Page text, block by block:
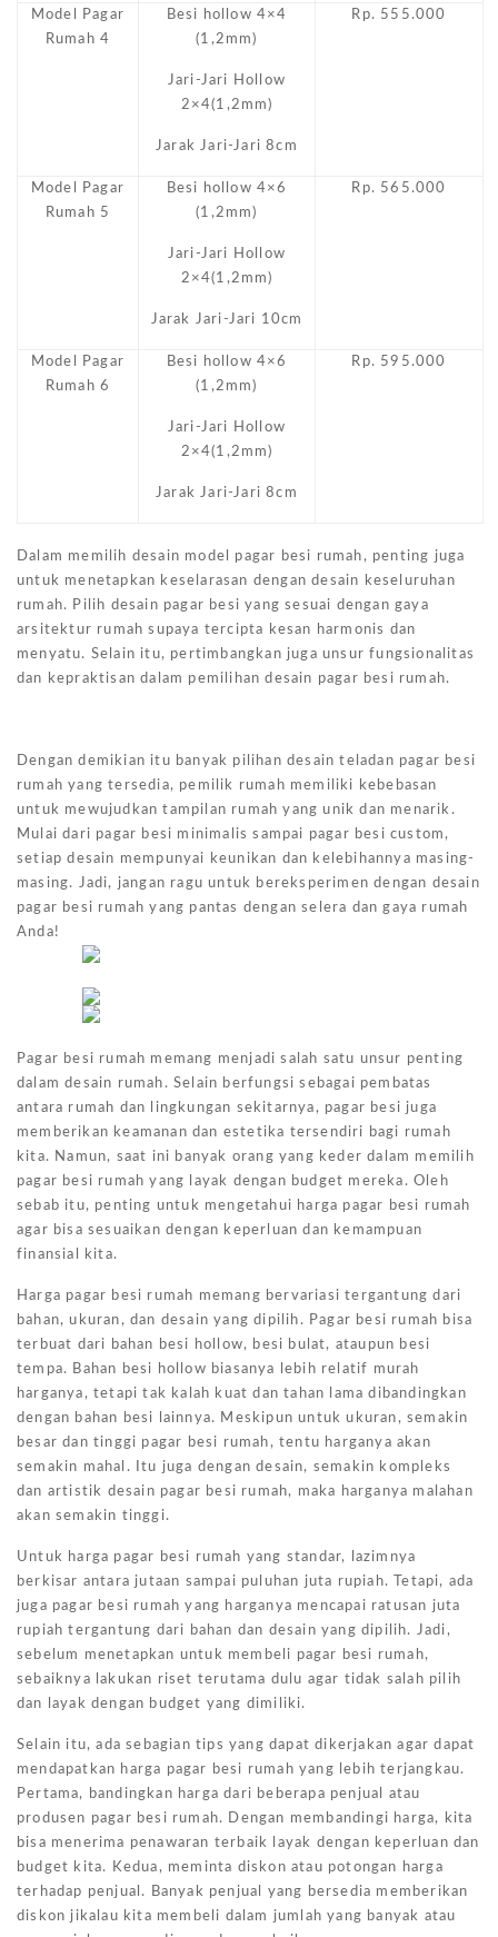
Model Pagar
Rumah 4
Besi hollow 4×4
(1,2mm)
Jari-Jari Hollow
2×4(1,2mm)
Jarak Jari-Jari 8cm
Rp. 555.000
Model Pagar
Rumah 5
Besi hollow 4×6
(1,2mm)
Jari-Jari Hollow
2×4(1,2mm)
Jarak Jari-Jari 10cm
Rp. 565.000
Model Pagar
Rumah 6
Besi hollow 4×6
(1,2mm)
Jari-Jari Hollow
2×4(1,2mm)
Jarak Jari-Jari 8cm
Rp. 595.000
Dalam memilih desain model pagar besi rumah, penting juga
untuk menetapkan keselarasan dengan desain keseluruhan
rumah. Pilih desain pagar besi yang sesuai dengan gaya
arsitektur rumah supaya tercipta kesan harmonis dan
menyatu. Selain itu, pertimbangkan juga unsur fungsionalitas
dan kepraktisan dalam pemilihan desain pagar besi rumah.
Dengan demikian itu banyak pilihan desain teladan pagar besi
rumah yang tersedia, pemilik rumah memiliki kebebasan
untuk mewujudkan tampilan rumah yang unik dan menarik.
Mulai dari pagar besi minimalis sampai pagar besi custom,
setiap desain mempunyai keunikan dan kelebihannya masing-
masing. Jadi, jangan ragu untuk bereksperimen dengan desain
pagar besi rumah yang pantas dengan selera dan gaya rumah
Anda!
Pagar besi rumah memang menjadi salah satu unsur penting
dalam desain rumah. Selain berfungsi sebagai pembatas
antara rumah dan lingkungan sekitarnya, pagar besi juga
memberikan keamanan dan estetika tersendiri bagi rumah
kita. Namun, saat ini banyak orang yang keder dalam memilih
pagar besi rumah yang layak dengan budget mereka. Oleh
sebab itu, penting untuk mengetahui harga pagar besi rumah
agar bisa sesuaikan dengan keperluan dan kemampuan
finansial kita.
Harga pagar besi rumah memang bervariasi tergantung dari
bahan, ukuran, dan desain yang dipilih. Pagar besi rumah bisa
terbuat dari bahan besi hollow, besi bulat, ataupun besi
tempa. Bahan besi hollow biasanya lebih relatif murah
harganya, tetapi tak kalah kuat dan tahan lama dibandingkan
dengan bahan besi lainnya. Meskipun untuk ukuran, semakin
besar dan tinggi pagar besi rumah, tentu harganya akan
semakin mahal. Itu juga dengan desain, semakin kompleks
dan artistik desain pagar besi rumah, maka harganya malahan
akan semakin tinggi.
Untuk harga pagar besi rumah yang standar, lazimnya
berkisar antara jutaan sampai puluhan juta rupiah. Tetapi, ada
juga pagar besi rumah yang harganya mencapai ratusan juta
rupiah tergantung dari bahan dan desain yang dipilih. Jadi,
sebelum menetapkan untuk membeli pagar besi rumah,
sebaiknya lakukan riset terutama dulu agar tidak salah pilih
dan layak dengan budget yang dimiliki.
Selain itu, ada sebagian tips yang dapat dikerjakan agar dapat
mendapatkan harga pagar besi rumah yang lebih terjangkau.
Pertama, bandingkan harga dari beberapa penjual atau
produsen pagar besi rumah. Dengan membandingi harga, kita
bisa menerima penawaran terbaik layak dengan keperluan dan
budget kita. Kedua, meminta diskon atau potongan harga
terhadap penjual. Banyak penjual yang bersedia memberikan
diskon jikalau kita membeli dalam jumlah yang banyak atau